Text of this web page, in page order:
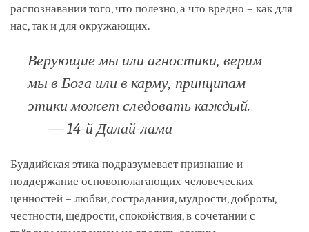
распознавании того, что полезно, а что вредно – как для
нас, так и для окружающих.
Верующие мы или агностики, верим
мы в Бога или в карму, принципам
этики может следовать каждый.
— 14-й Далай-лама
Буддийская этика подразумевает признание и
поддержание основополагающих человеческих
ценностей – любви, сострадания, мудрости, доброты,
честности, щедрости, спокойствия, в сочетании с